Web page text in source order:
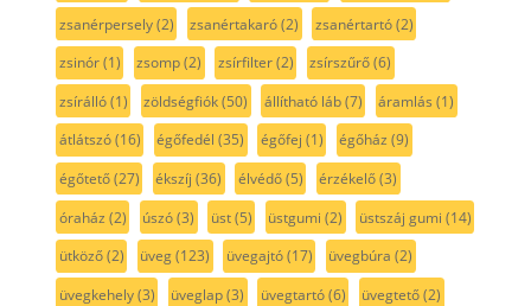
zsanérpersely(2) zsanértakaró(2) zsanértartó(2)
zsinór(1) zsomp(2) zsírfilter(2) zsírszűrő(6)
zsírálló(1) zöldségfiók(50) állítható láb(7) áramlás (1)
átlátszó(16) égőfedél (35) égőfej (1) égőház (9)
égőtető(27) ékszíj (36) élvédő(5) érzékelő(3)
óraház (2) úszó(3) üst(5) üstgumi (2) üstszáj gumi (14)
ütköző(2) üveg(123) üvegajtó(17) üvegbúra (2)
üvegkehely(3) üveglap(3) üvegtartó(6) üvegtető(2)